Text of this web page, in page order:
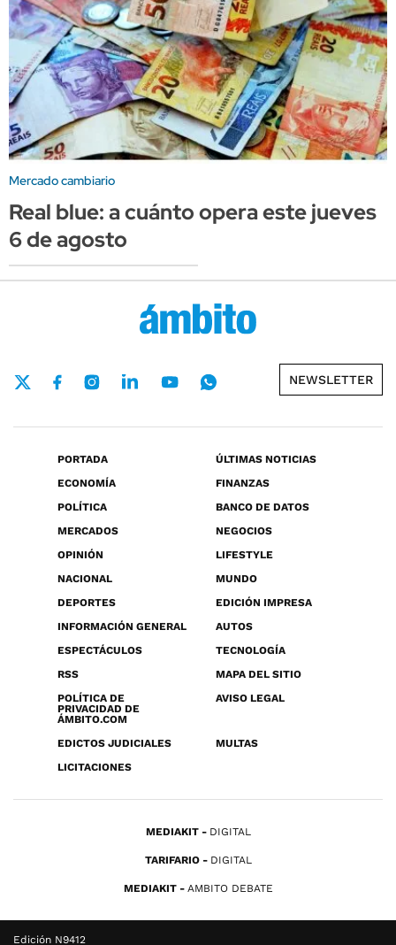
Mercado cambiario
Real blue: a cuánto opera este jueves
6 de agosto
NEWSLETTER
PORTADA
ÚLTIMAS NOTICIAS
ECONOMÍA
FINANZAS
POLÍTICA
BANCO DE DATOS
MERCADOS
NEGOCIOS
OPINIÓN
LIFESTYLE
NACIONAL
MUNDO
DEPORTES
EDICIÓN IMPRESA
INFORMACIÓN GENERAL
AUTOS
ESPECTÁCULOS
TECNOLOGÍA
RSS
MAPA DEL SITIO
POLÍTICA DE
PRIVACIDAD DE
ÁMBITO.COM
AVISO LEGAL
EDICTOS JUDICIALES
MULTAS
LICITACIONES
MEDIAKIT DIGITAL
TARIFARIO DIGITAL
MEDIAKIT AMBITO DEBATE
Edición N9412